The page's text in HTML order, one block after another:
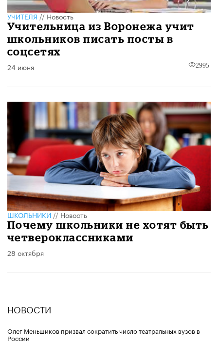
УЧИТЕЛЯ//Новость
Учительница из Воронежа учит
школьников писать посты в
соцсетях
24 июня 2995
ШКОЛЬНИКИ//Новость
Почему школьники не хотят быть
четвероклассниками
28 октября
НОВОСТИ
Олег Меньшиков призвал сократить число театральных вузов в
России